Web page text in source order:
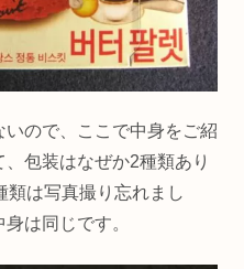
ので、ここで中身をご紹
包装はなぜか2種類あり
類は写真撮り忘れまし
は同じです。